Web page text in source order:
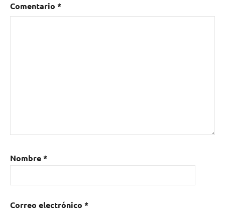
Comentario *
Nombre*
Correo electrónico *